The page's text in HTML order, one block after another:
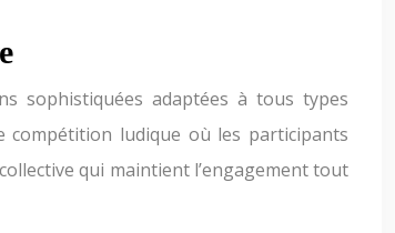
sophistiquées adaptées à tous types
compétition ludique où les participants
qui maintient l’engagement tout